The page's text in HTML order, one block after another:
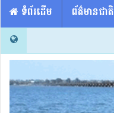
​​ ទំព័រដើម ព័ត៌មានជាតិ